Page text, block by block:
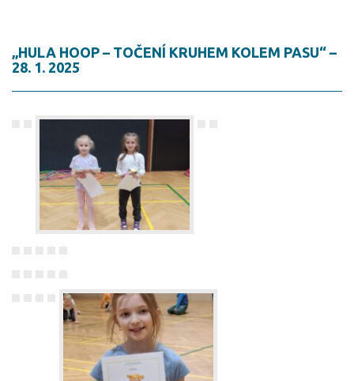
„HULA HOOP – TOČENÍ KRUHEM KOLEM PASU“ –
28. 1. 2025